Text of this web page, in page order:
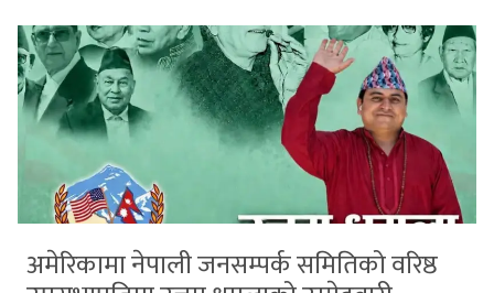
अमेरिकामा नेपाली जनसम्पर्क समितिको वरिष्ठ